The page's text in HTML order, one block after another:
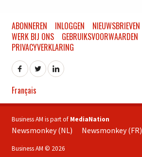
ABONNEREN INLOGGEN NIEUWSBRIEVEN
WERK BIJ ONS
GEBRUIKSVOORWAARDEN
PRIVACYVERKLARING
Français
Business AM is part of MediaNation
Newsmonkey (NL) Newsmonkey (FR)
Business AM © 2026